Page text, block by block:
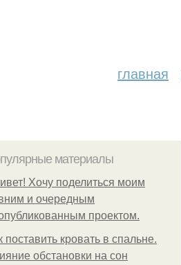
главная
материалы
Хочу поделиться моим
и очередным
проектом.
поставить кровать в спальне.
обстановки на сон